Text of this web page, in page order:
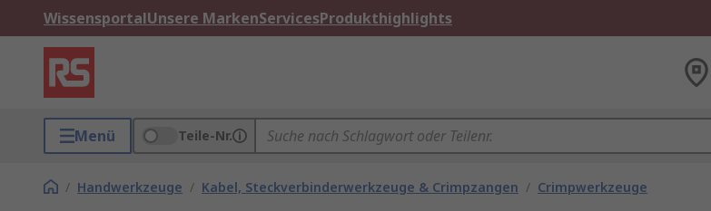
WissensportalUnsere MarkenServicesProdukthighlights
Menü Teile-Nr.
/ Handwerkzeuge / Kabel, Steckverbinderwerkzeuge & Crimpzangen / Crimpwerkzeuge